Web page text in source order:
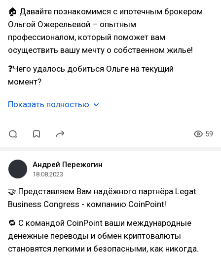
🏠 Давайте познакомимся с ипотечным брокером
Ольгой Ожерельевой – опытным
профессионалом, который поможет вам
осуществить вашу мечту о собственном жилье!
❓Чего удалось добиться Ольге на текущий
момент?
Показать полностью
59
Андрей Пережогин
18.08.2023
🤝 Представляем Вам надёжного партнёра Legat
Business Congress - компанию CoinPoint!
🔁 С командой CoinPoint ваши международные
денежные переводы и обмен криптовалюты
становятся легкими и безопасными, как никогда.